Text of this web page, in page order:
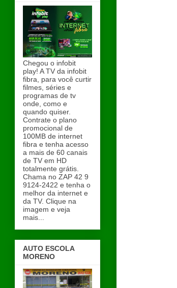
Chegou o infobit
play! A TV da infobit
fibra, para você curtir
filmes, séries e
programas de tv
onde, como e
quando quiser.
Contrate o plano
promocional de
100MB de internet
fibra e tenha acesso
a mais de 60 canais
de TV em HD
totalmente grátis.
Chama no ZAP 42 9
9124-2422 e tenha o
melhor da internet e
da TV. Clique na
imagem e veja
mais...
AUTO ESCOLA
MORENO